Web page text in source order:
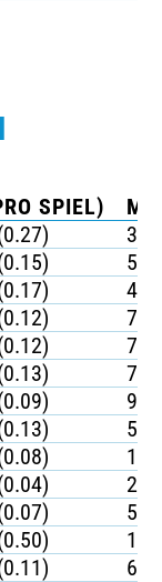
SPIEL)
333
577
482
750
742
706
920
524
533
158
661